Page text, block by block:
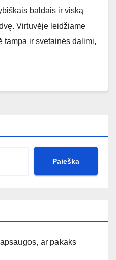
baldais ir viską
Virtuvėje leidžiame
tampa ir svetainės dalimi,
Paieška
ar pakaks